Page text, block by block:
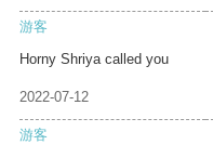
游客
Horny Shriya called you
2022-07-12
游客